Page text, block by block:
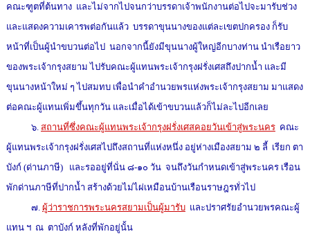
คณะฑูตที่ต้นทาง และไม่จากไปจนกว่าบรรดาเจ้าพนักงานต่อไปจะมารับช่วง
และแสดงความเคารพต่อกันแล้ว บรรดาขุนนางของแต่ละเขตปกครอง ก็รับ
หน้าที่เป็นผู้นำขบวนต่อไป นอกจากนี้ยังมีขุนนางผู้ใหญ่อีกบางท่าน นำเรือยาว
ของพระเจ้ากรุงสยาม ไปรับคณะผู้แทนพระเจ้ากรุงฝรั่งเศสถึงปากน้ำ และมี
ขุนนางหน้าใหม่ ๆ ไปสมทบ เพื่อนำคำอำนวยพรแห่งพระเจ้ากรุงสยาม มาแสดง
ต่อคณะผู้แทนเพิ่มขึ้นทุกวัน และเมื่อได้เข้าขบวนแล้วก็ไม่ละไปอีกเลย
๖. สถานที่ซึ่งคณะผู้แทนพระเจ้ากรุงฝรั่งเศสคอยวันเข้าสู่พระนครคณะ
ผู้แทนพระเจ้ากรุงฝรั่งเศสไปถึงสถานที่แห่งหนึ่ง อยู่ห่างเมืองสยาม ๒ ลี้ เรียก ตา
บังก์ (ด่านภาษี) และรออยู่ที่นั่น ๘-๑๐ วัน จนถึงวันกำหนดเข้าสู่พระนคร เรือน
พักด่านภาษีที่ปากน้ำ สร้างด้วยไม่ไผ่เหมือนบ้านเรือนราษฎรทั่วไป
๗. ผู้ว่าราชการพระนครสยามเป็นผู้มารับและปราศรัยอำนวยพรคณะผู้
แทน ฯ ณ ตาบังก์ หลังที่พักอยู่นั้น